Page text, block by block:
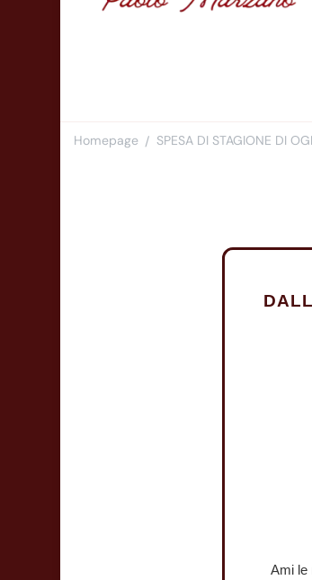
Homepage / SPESA DI STAGIONE DI
Ami le